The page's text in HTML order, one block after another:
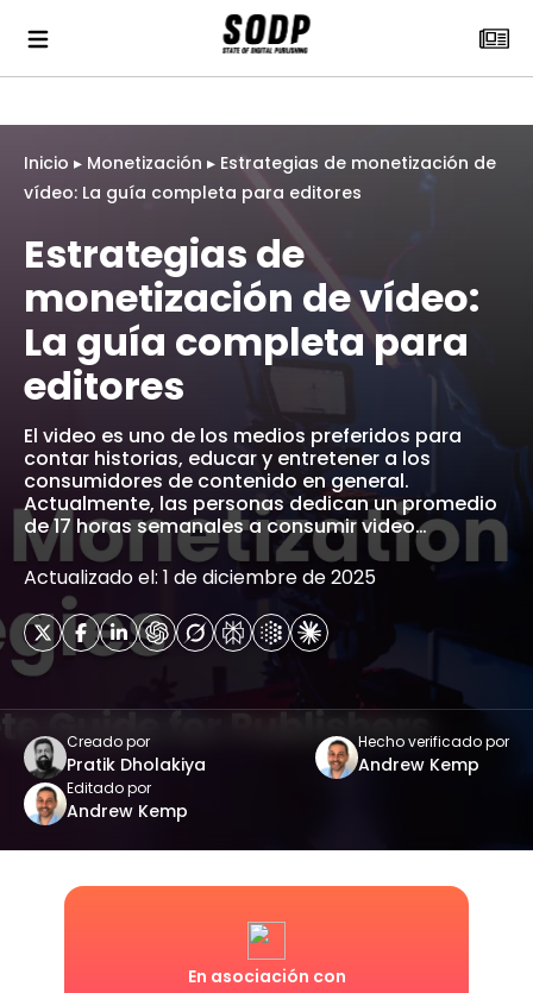
Inicio ▸ Monetización ▸ Estrategias de monetización de
vídeo: La guía completa para editores
Estrategias de
monetización de vídeo:
La guía completa para
editores
El video es uno de los medios preferidos para
contar historias, educar y entretener a los
consumidores de contenido en general.
Actualmente, las personas dedican un promedio
de 17 horas semanales a consumir video…
Actualizado el: 1 de diciembre de 2025
Creado por
Pratik Dholakiya
Hecho verificado por
Andrew Kemp
Editado por
Andrew Kemp
En asociación con